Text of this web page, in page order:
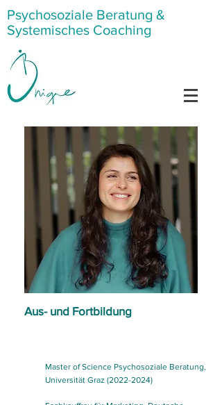
Psychosoziale Beratung &
Systemisches Coaching
Aus- und Fortbildung
Master of Science Psychosoziale Beratung,
Universität Graz (2022-2024)